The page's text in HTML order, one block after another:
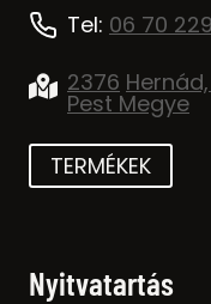
Tel: 06 70
2376
Pest Megye
TERMÉKEK
Nyitvatartás